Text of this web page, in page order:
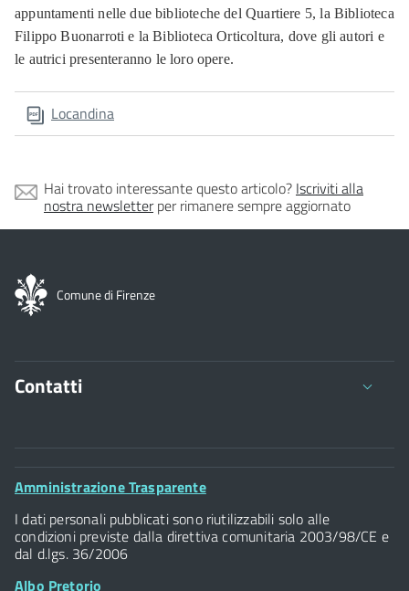
appuntamenti nelle due biblioteche del Quartiere 5, la Biblioteca
Filippo Buonarroti e la Biblioteca Orticoltura, dove gli autori e
le autrici presenteranno le loro opere.
Locandina
Hai trovato interessante questo articolo? Iscriviti alla
nostra newsletterper rimanere sempre aggiornato
Comune di Firenze
Contatti
Comune di Firenze
Palazzo Vecchio
Piazza della Signoria - 50122, Firenze
P.IVA 01307110484
Footer
Amministrazione Trasparente
I dati personali pubblicati sono riutilizzabili solo alle
condizioni previste dalla direttiva comunitaria 2003/98/CE e
dal d.lgs. 36/2006
Albo Pretorio